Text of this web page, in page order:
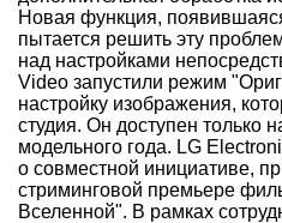
Новая функция,
пытается решить эту
над настройками
Video запустили режим
настройку изображения,
студия. Он доступен только
модельного года. LG
о совместной инициативе,
стриминговой премьере
Вселенной". В рамках